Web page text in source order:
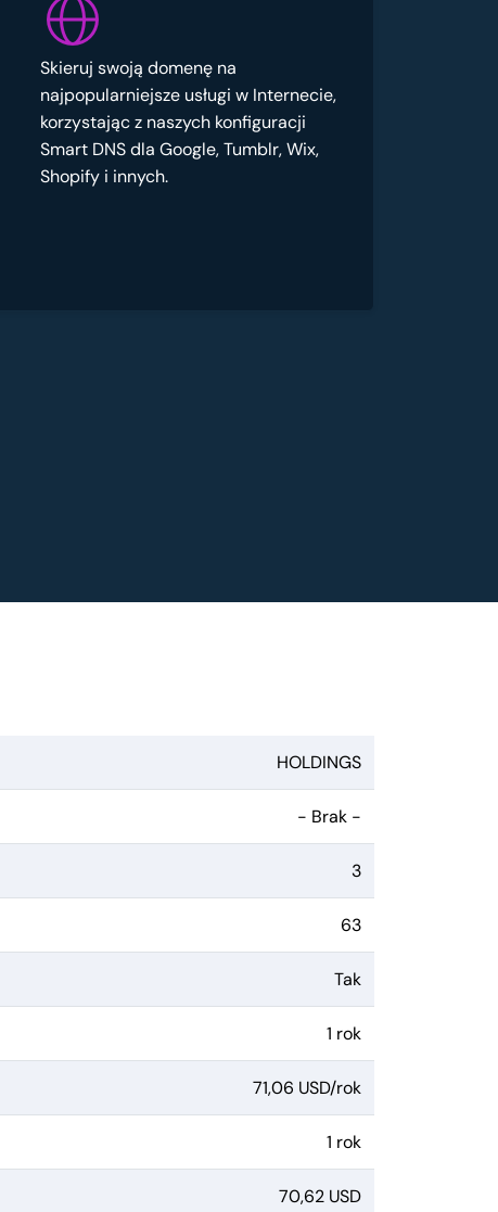
Skieruj swoją domenę na
najpopularniejsze usługi w Internecie,
korzystając z naszych konfiguracji
Smart DNS dla Google, Tumblr, Wix,
Shopify i innych.
HOLDINGS
- Brak -
3
63
Tak
1 rok
71,06 USD/rok
1 rok
70,62 USD